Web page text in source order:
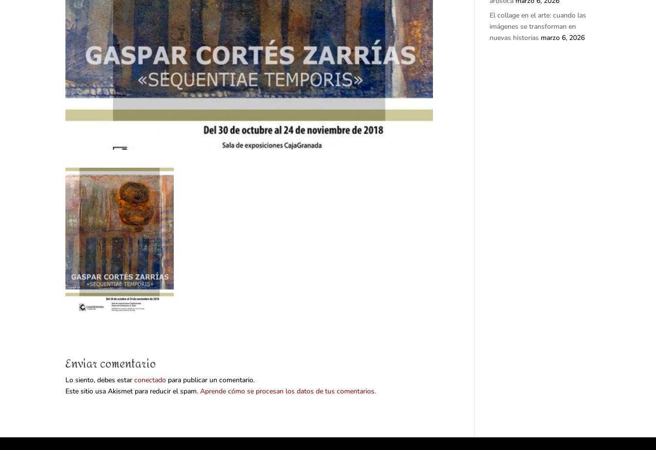
Enviar comentario
Lo siento, debes estarconectado para publicar un comentario.
Este sitio usa Akismet para reducir el spam.Aprende cómo se procesan los datos de tus comentarios.
El collage en el arte: cuando las
imágenes se transforman en
nuevas historias marzo 6, 2026